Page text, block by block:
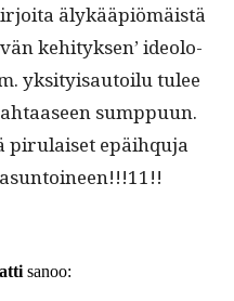
älykääpiömäistä
kehi­tyk­sen’ ide­olo­
yksi­ty­isautoilu tulee
sump­pu­un.
pir­u­laiset epäi­hqu­ja
sanoo: